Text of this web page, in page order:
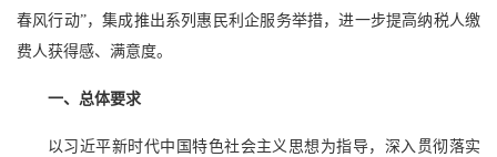
春风行动”，集成推出系列惠民利企服务举措，进一步提高纳税人缴
费人获得感、满意度。
一、总体要求
以习近平新时代中国特色社会主义思想为指导，深入贯彻落实